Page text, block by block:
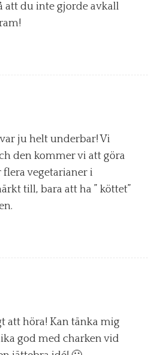
att du inte gjorde avkall
ju helt underbar! Vi
den kommer vi att göra
flera vegetarianer i
till, bara att ha ” köttet”
att höra! Kan tänka mig
god med charken vid